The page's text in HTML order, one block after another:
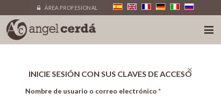
ÁREA PROFESIONAL
INICIE SESIÓN CON SUS CLAVES DE ACCESO
Nombre de usuario o correo electrónico *
×